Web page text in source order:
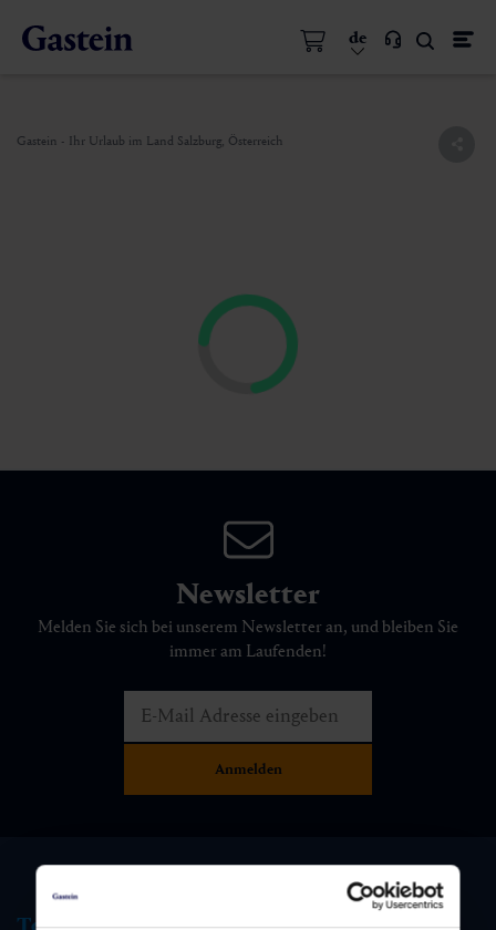
de
Gastein - Ihr Urlaub im Land Salzburg, Österreich
Newsletter
Melden Sie sich bei unserem Newsletter an, und bleiben Sie
immer am Laufenden!
Tourismus Information